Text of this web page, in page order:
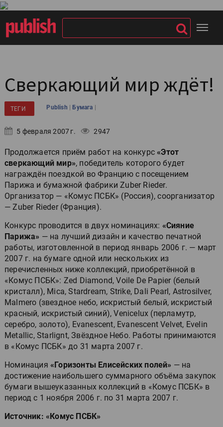
Сверкающий мир ждёт!
ТЕГИ Publish |Бумага |
5 февраля 2007 г. 2947
Продолжается приём работ на конкурс «Этот
сверкающий мир», победитель которого будет
награждён поездкой во Францию с посещением
Парижа и бумажной фабрики Zuber Rieder.
Организатор — «Комус ПСБК» (Россия), соорганизатор
— Zuber Rieder (Франция).
Конкурс проводится в двух номинациях: «Сияние
Парижа» — на лучший дизайн и качество печатной
работы, изготовленной в период январь 2006 г. — март
2007 г. на бумаге одной или нескольких из
перечисленных ниже коллекций, приобретённой в
«Комус ПСБК»: Zed Diamond, Voile De Papier (белый
кристалл), Mica, Stardream, Strike, Dali Pearl, Astrosilver,
Malmero (звездное небо, искристый белый, искристый
красный, искристый синий), Venicelux (перламутр,
серебро, золото), Evanescent, Evanescent Velvet, Evelin
Metallic, Starlignt, Звёздное Небо. Работы принимаются
в «Комус ПСБК» до 31 марта 2007 г.
Номинация «Горизонты Елисейских полей» — на
достижение наибольшего суммарного объёма закупок
бумаги вышеуказанных коллекций в «Комус ПСБК» в
период с 1 ноября 2006 г. по 31 марта 2007 г.
Источник: «Комус ПСБК»